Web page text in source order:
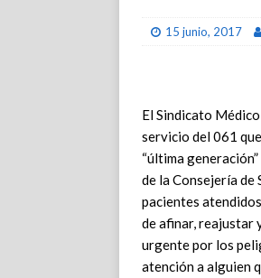
15 junio, 2017
El Sindicato
servicio del 061
“última
de la Consejería de
pacientes
de afinar, reajustar
urgente por los
atención a alguien